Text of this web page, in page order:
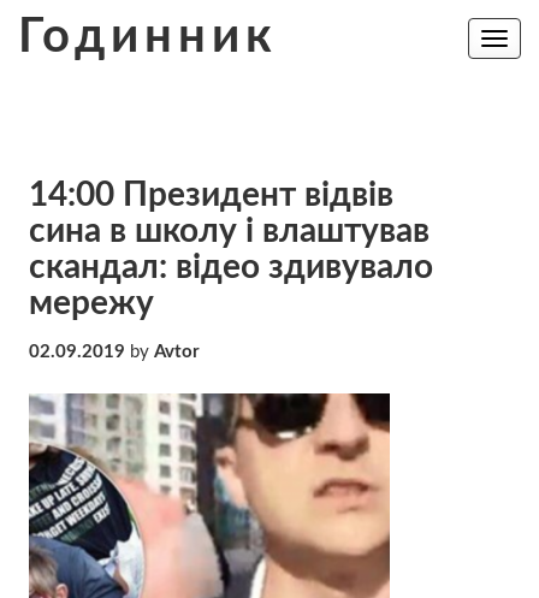
Годинник
Toggle
14:00 Президент відвів
сина в школу і влаштував
скандал: відео здивувало
мережу
02.09.2019 by Avtor